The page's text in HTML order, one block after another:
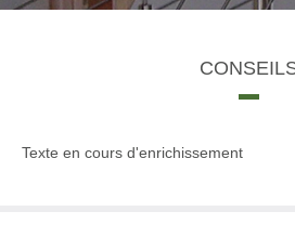
Texte en cours d'enrichissement